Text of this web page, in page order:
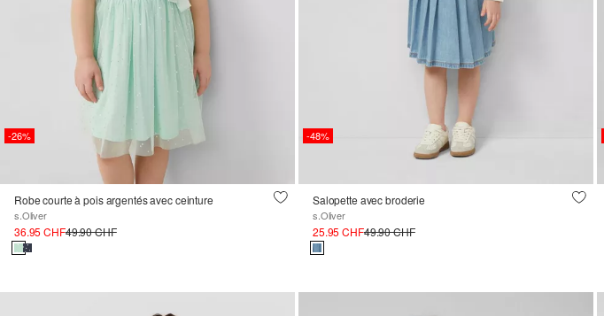
-26%
Robe courte à pois argentés avec ceinture
s.Oliver
36.95 CHF49.90 CHF
-48%
Salopette avec broderie
s.Oliver
25.95 CHF49.90 CHF